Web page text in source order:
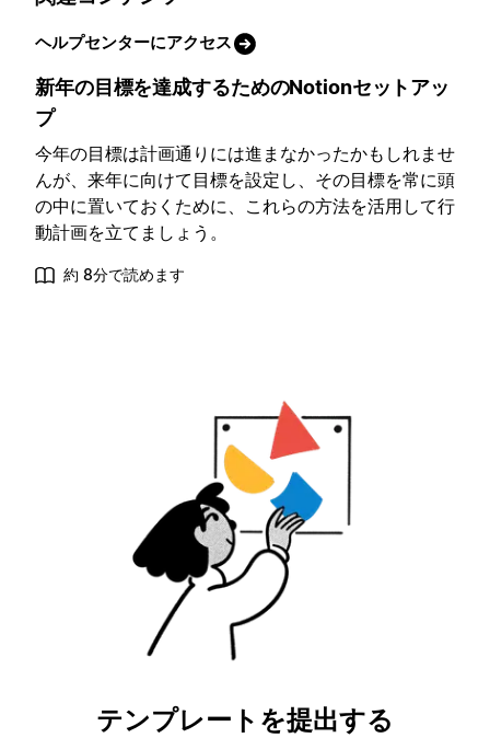
ヘルプセンターにアクセス
新年の目標を達成するためのNotionセットアッ
プ
今年の目標は計画通りには進まなかったかもしれませ
んが、来年に向けて目標を設定し、その目標を常に頭
の中に置いておくために、これらの方法を活用して行
動計画を立てましょう。
約 8分で読めます
テンプレートを提出する